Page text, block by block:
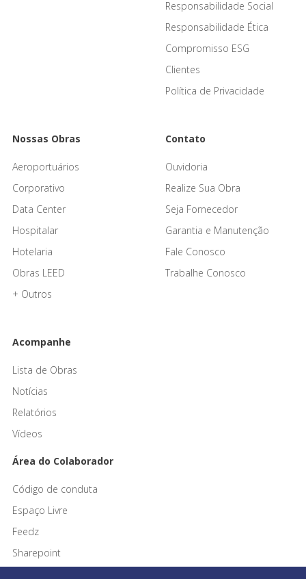
Responsabilidade Social
Responsabilidade Ética
Compromisso ESG
Clientes
Política de Privacidade
Nossas Obras
Aeroportuários
Corporativo
Data Center
Hospitalar
Hotelaria
Obras LEED
+ Outros
Contato
Ouvidoria
Realize Sua Obra
Seja Fornecedor
Garantia e Manutenção
Fale Conosco
Trabalhe Conosco
Acompanhe
Lista de Obras
Notícias
Relatórios
Vídeos
Área do Colaborador
Código de conduta
Espaço Livre
Feedz
Sharepoint